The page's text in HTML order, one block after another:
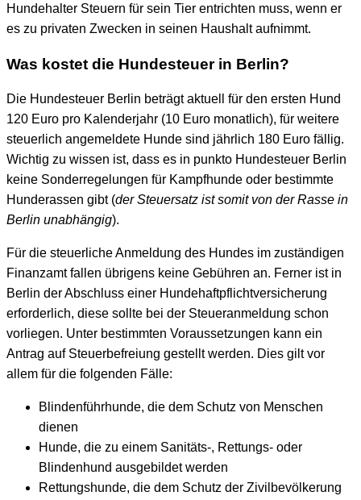
Hundehalter Steuern für sein Tier entrichten muss, wenn er
es zu privaten Zwecken in seinen Haushalt aufnimmt.
Was kostet die Hundesteuer in Berlin?
Die Hundesteuer Berlin beträgt aktuell für den ersten Hund
120 Euro pro Kalenderjahr (10 Euro monatlich), für weitere
steuerlich angemeldete Hunde sind jährlich 180 Euro fällig.
Wichtig zu wissen ist, dass es in punkto Hundesteuer Berlin
keine Sonderregelungen für Kampfhunde oder bestimmte
Hunderassen gibt (der Steuersatz ist somit von der Rasse in
Berlin unabhängig).
Für die steuerliche Anmeldung des Hundes im zuständigen
Finanzamt fallen übrigens keine Gebühren an. Ferner ist in
Berlin der Abschluss einer Hundehaftpflichtversicherung
erforderlich, diese sollte bei der Steueranmeldung schon
vorliegen. Unter bestimmten Voraussetzungen kann ein
Antrag auf Steuerbefreiung gestellt werden. Dies gilt vor
allem für die folgenden Fälle:
Blindenführhunde, die dem Schutz von Menschen
dienen
Hunde, die zu einem Sanitäts-, Rettungs- oder
Blindenhund ausgebildet werden
Rettungshunde, die dem Schutz der Zivilbevölkerung